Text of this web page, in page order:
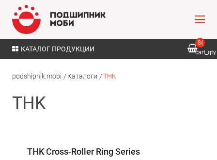
КАТАЛОГ ПРОДУКЦИИ
${
cart_qty
podshipnik.mobi Каталоги THK
THK
THK Cross-Roller Ring Series